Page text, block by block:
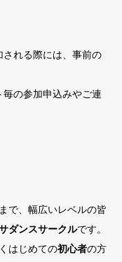
れる際には、事前の
の参加申込みやご連
で、幅広いレベルの皆
ダンスサークルです。
はじめての初心者の方